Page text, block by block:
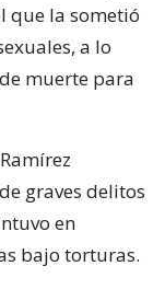
que la sometió
a lo
muerte para
graves delitos
en
bajo torturas.